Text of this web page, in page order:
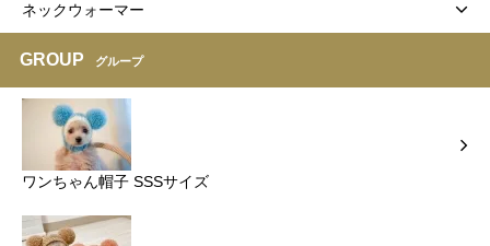
ネックウォーマー
GROUP グループ
ワンちゃん帽子 SSSサイズ